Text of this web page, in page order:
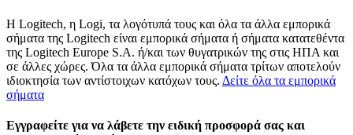
Η Logitech, η Logi, τα λογότυπά τους και όλα τα άλλα εμπορικά
σήματα της Logitech είναι εμπορικά σήματα ή σήματα κατατεθέντα
της Logitech Europe S.A. ή/και των θυγατρικών της στις ΗΠΑ και
σε άλλες χώρες. Όλα τα άλλα εμπορικά σήματα τρίτων αποτελούν
ιδιοκτησία των αντίστοιχων κατόχων τους. Δείτε όλα τα εμπορικά
σήματα
Εγγραφείτε για να λάβετε την ειδική προσφορά σας και